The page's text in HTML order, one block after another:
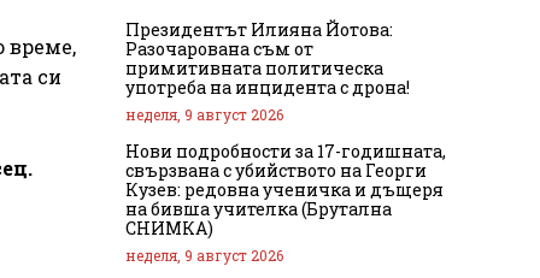
време,
си
Президентът Илияна Йотова:
Разочарована съм от
примитивната политическа
употреба на инцидента с дрона!
неделя, 9 август 2026
Нови подробности за 17-годишната,
свързвана с убийството на Георги
Кузев: редовна ученичка и дъщеря
на бивша учителка (Брутална
СНИМКА)
неделя, 9 август 2026